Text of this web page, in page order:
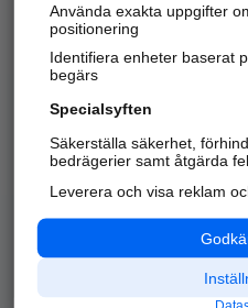
Kom
Alla kategorier
API & Kartor
Använda exakta uppgifter
positionering
Identifiera enheter baserat
begärs
Specialsyften
Säkerställa säkerhet,
bedrägerier samt åtgärda fel
Leverera och visa reklam